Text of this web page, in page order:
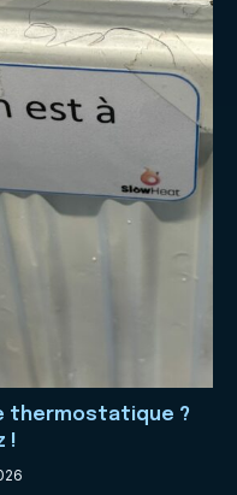
thermostatique ?
!